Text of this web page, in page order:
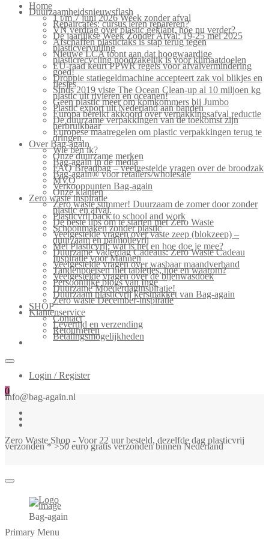
Home
Duurzaamheidsnieuwsflash
1 t/m 7 juni 2026 Week zonder afval
Repaircafés: cursus leren repareren?
VN verdrag over plastic geklapt, hoe nu verder?
De jaarlijkse Week Zonder Afval: 19-25 mei 2025
Afschaffen plastictaks is stap terug tegen
plasticvervuiling
Nieuwe LCA toont aan dat hoogwaardige
plasticrecycling noodzakelijk is voor klimaatdoelen
EU-raad keurt PPWR regels voor afvalvermindering
goed!
Droppie statiegeldmachine accepteert zak vol blikjes en
flesjes
Sinds 2019 viste The Ocean Clean-up al 10 miljoen kg
plastic uit rivieren en oceanen!
Geen plastic meer om komkommers bij Jumbo
Plastic export uit Nederland aan banden
Europa bereikt akkoord over verpakkingsafval reductie
De duurzame verpakkingen van de toekomst zijn
herbruikbaar
Europese maatregelen om plastic verpakkingen terug te
dringen.
Over Bag-again
Wie ben ik?
Onze duurzame merken
Bag-again in de media
FAQ Breadbag – veelgestelde vragen over de broodzak
Bag-again® voor retailers/wholesale
MVO
Verkooppunten Bag-again
Onze klanten
Zero waste inspiratie
Zero waste summer! Duurzaam de zomer door zonder
plastic en afval.
Plasticvrij back to school and work
De beste tips om te starten met Zero Waste
Schoonmaken zonder plastic
Veelgestelde vragen over vaste zeep (blokzeep) –
duurzaam en palmolievrij
Mei Plasticvrij: wat is het en hoe doe je mee?
Duurzame Vaderdag Cadeaus: Zero Waste Cadeau
Inspiratie voor Mannen
Veelgestelde vragen over wasbaar maandverband
Tandenpoetsen met tabletjes, hoe en waarom?
Veelgestelde vragen over de bijenwasdoek
Persoonlijke blogs van Inge
Duurzame Moederdaginspiratie!
Duurzaam plasticvrij kerstpakket van Bag-again
Zero waste December-inspiratie
SHOP
Klantenservice
Contact
Levertijd en verzending
Retourneren
Betalingsmogelijkheden
Login / Register
0
info@bag-again.nl
Zero Waste Shop - Voor 22 uur besteld, dezelfde dag plasticvrij
verzonden * >50 euro gratis verzonden binnen Nederland
Bag-again
Primary Menu